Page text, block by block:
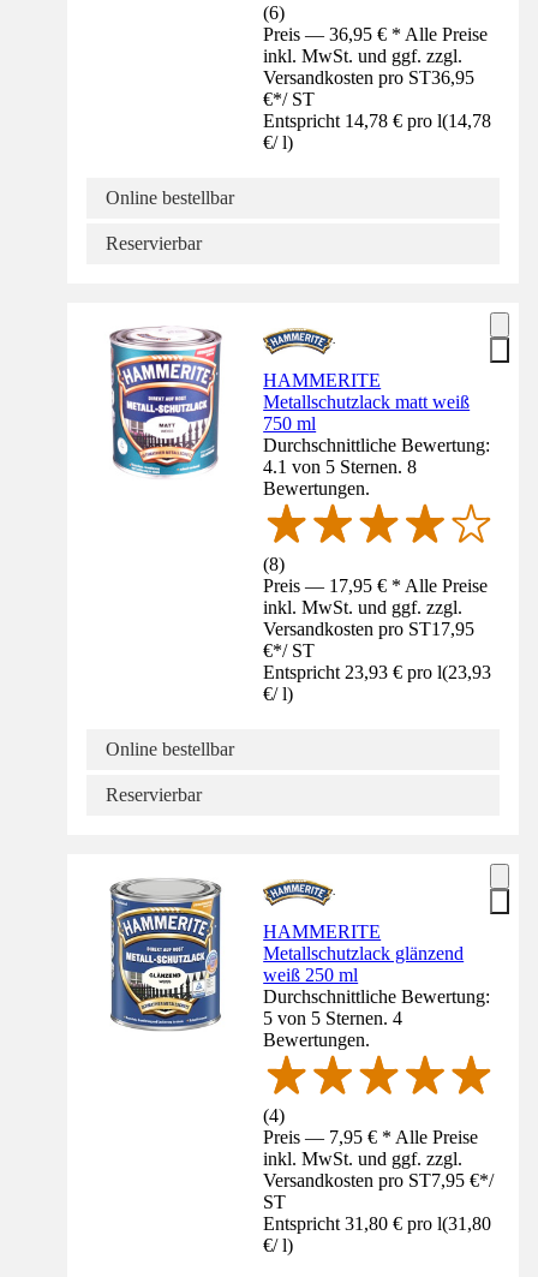
(6)
Preis — 36,95 € * Alle Preise
inkl. MwSt. und ggf. zzgl.
Versandkosten pro ST36,95
€*/ ST
Entspricht 14,78 € pro l(14,78
€/ l)
Online bestellbar
Reservierbar
HAMMERITE
Metallschutzlack matt weiß
750 ml
Durchschnittliche Bewertung:
4.1 von 5 Sternen. 8
Bewertungen.
(8)
Preis — 17,95 € * Alle Preise
inkl. MwSt. und ggf. zzgl.
Versandkosten pro ST17,95
€*/ ST
Entspricht 23,93 € pro l(23,93
€/ l)
Online bestellbar
Reservierbar
HAMMERITE
Metallschutzlack glänzend
weiß 250 ml
Durchschnittliche Bewertung:
5 von 5 Sternen. 4
Bewertungen.
(4)
Preis — 7,95 € * Alle Preise
inkl. MwSt. und ggf. zzgl.
Versandkosten pro ST7,95 €*/
ST
Entspricht 31,80 € pro l(31,80
€/ l)